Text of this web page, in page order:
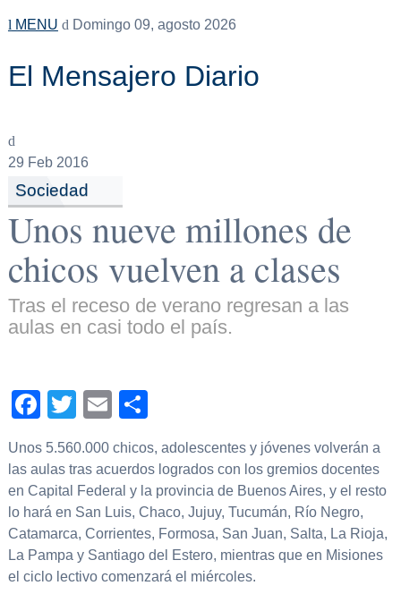
MENU Domingo 09, agosto 2026
El Mensajero Diario
29 Feb 2016
Sociedad
Unos nueve millones de
chicos vuelven a clases
Tras el receso de verano regresan a las
aulas en casi todo el país.
Facebook
TwitterEmail
Unos 5.560.000 chicos, adolescentes y jóvenes volverán a
las aulas tras acuerdos logrados con los gremios docentes
en Capital Federal y la provincia de Buenos Aires, y el resto
lo hará en San Luis, Chaco, Jujuy, Tucumán, Río Negro,
Catamarca, Corrientes, Formosa, San Juan, Salta, La Rioja,
La Pampa y Santiago del Estero, mientras que en Misiones
el ciclo lectivo comenzará el miércoles.